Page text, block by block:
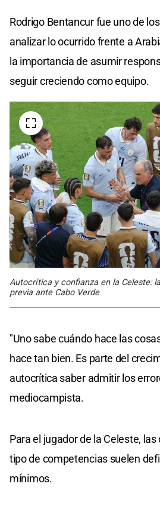
Rodrigo Bentancur fue uno de
analizar lo ocurrido frente a
la importancia de asumir
seguir creciendo como equipo.
Autocrítica y confianza en la Celeste:
previa ante Cabo Verde
"Uno sabe cuándo hace las
hace tan bien. Es parte del
autocrítica saber admitir los
mediocampista.
Para el jugador de la Celeste,
tipo de competencias suelen
mínimos.